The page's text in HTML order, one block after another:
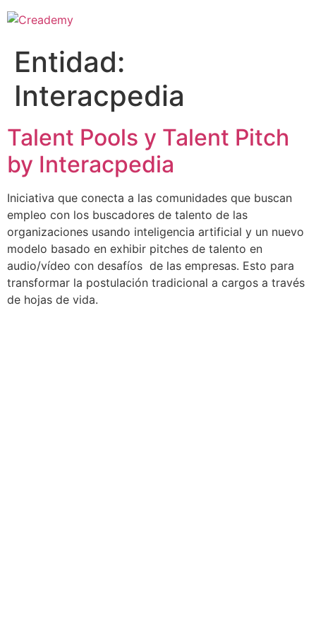
Entidad:
Interacpedia
Talent Pools y Talent Pitch
by Interacpedia
Iniciativa que conecta a las comunidades que buscan
empleo con los buscadores de talento de las
organizaciones usando inteligencia artificial y un nuevo
modelo basado en exhibir pitches de talento en
audio/vídeo con desafíos de las empresas. Esto para
transformar la postulación tradicional a cargos a través
de hojas de vida.